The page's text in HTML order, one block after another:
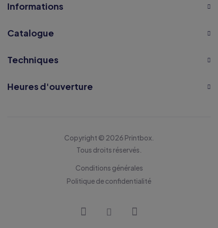
Informations
Catalogue
Techniques
Heures d'ouverture
Copyright © 2026 Printbox.
Tous droits réservés.
Conditions générales
Politique de confidentialité